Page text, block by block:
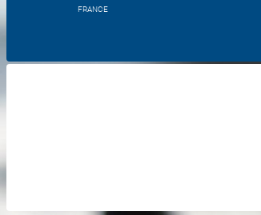
FRANCE